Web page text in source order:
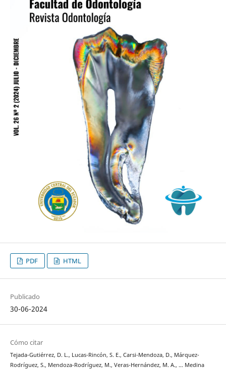
PDF HTML
Publicado
30-06-2024
Cómo citar
Tejada-Gutiérrez, D. L., Lucas-Rincón, S. E., Carsi-Mendoza, D., Márquez-
Rodríguez, S., Mendoza-Rodríguez, M., Veras-Hernández, M. A., … Medina